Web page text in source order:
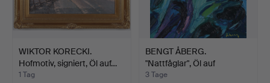
WIKTOR KORECKI.
Hofmotiv, signiert, Öl auf…
1 Tag
BENGT ÅBERG.
"Nattfåglar", Öl auf
Leinwand…
3 Tage